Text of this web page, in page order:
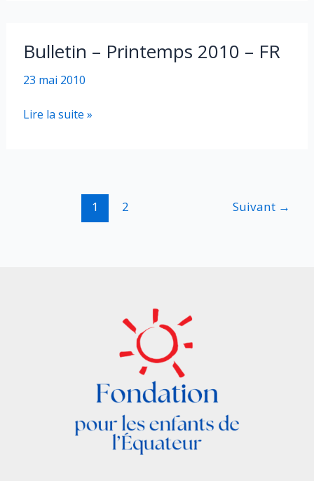
EN
Bulletin – Printemps 2010 – FR
23 mai 2010
Bulletin
Lire la suite »
1 2 Suivant →